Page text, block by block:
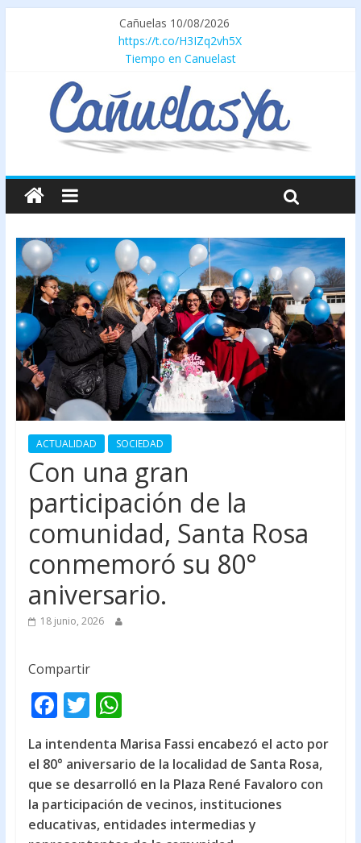
Cañuelas 10/08/2026
https://t.co/H3IZq2vh5X
Tiempo en Canuelast
ACTUALIDAD SOCIEDAD
Con una gran
participación de la
comunidad, Santa Rosa
conmemoró su 80°
aniversario.
18 junio, 2026
Compartir
F
ac
e
b
o
o
T
w
itt
er
W
h
at
s
A
p
La intendenta Marisa Fassi encabezó el acto por
el 80° aniversario de la localidad de Santa Rosa,
que se desarrolló en la Plaza René Favaloro con
la participación de vecinos, instituciones
educativas, entidades intermedias y